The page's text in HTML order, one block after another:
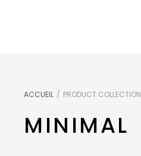
ACCUEIL / PRODUCT COLLECTION
MINIMAL